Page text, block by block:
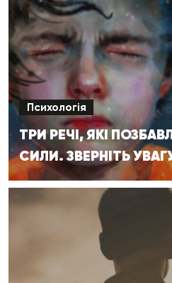
Психологія
ТРИ РЕЧІ, ЯКІ
СИЛИ. ЗВЕРНІТЬ